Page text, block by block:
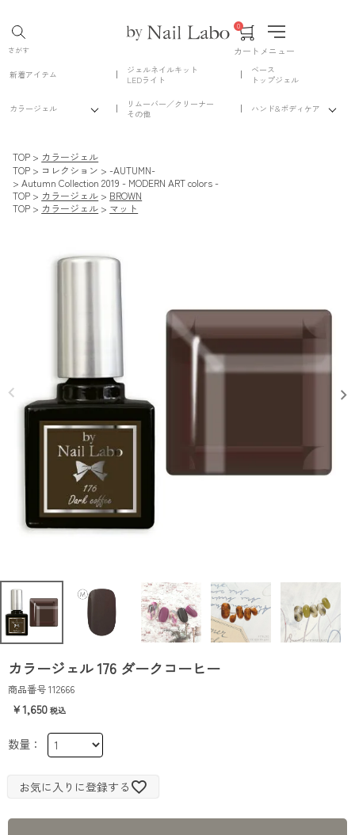
さがす カート
0
メニュー
新着アイテム
ジェルネイルキット
LEDライト
ベース
トップジェル
カラージェル
リムーバー／クリーナー
その他
ハンド&ボディケア
TOP
カラージェル
TOP
コレクション
-AUTUMN-
Autumn Collection 2019 - MODERN ART colors -
TOP
カラージェル
BROWN
TOP
カラージェル マット
カラージェル 176 ダークコーヒー
商品番号112666
1,650
お気に入りに登録する